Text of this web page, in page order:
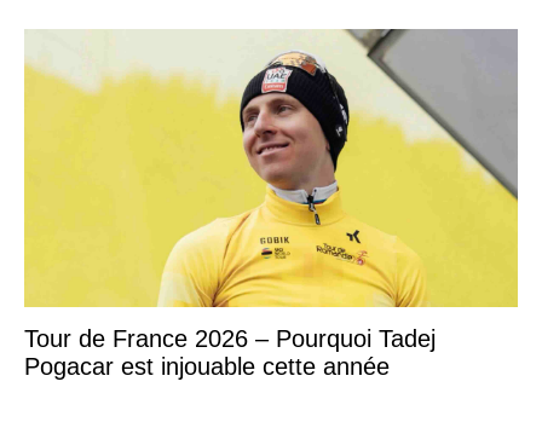
Tour de France 2026 – Pourquoi Tadej
Pogacar est injouable cette année